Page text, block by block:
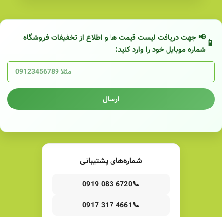
📢 جهت دریافت لیست قیمت ها و اطلاع از تخفیفات فروشگاه
شماره موبایل خود را وارد کنید:
ارسال
شماره‌های پشتیبانی
📞
0919 083 6720
📞
0917 317 4661